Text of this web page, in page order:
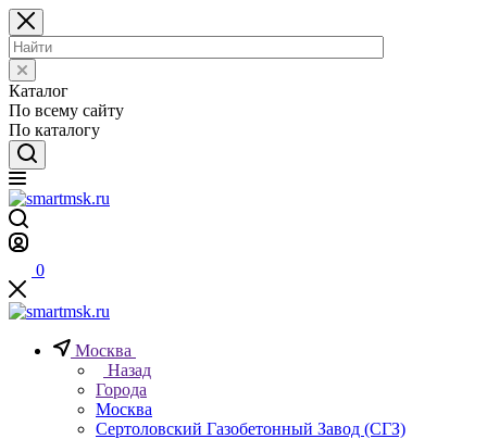
Каталог
По всему сайту
По каталогу
0
Москва
Назад
Города
Москва
Сертоловский Газобетонный Завод (СГЗ)